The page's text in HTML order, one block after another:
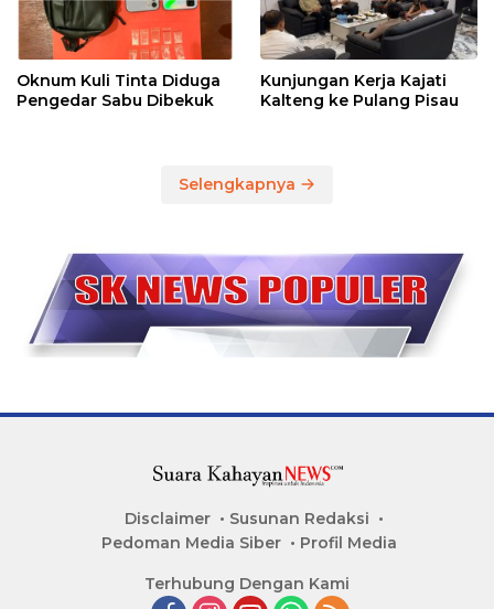
Oknum Kuli Tinta Diduga
Pengedar Sabu Dibekuk
Kunjungan Kerja Kajati
Kalteng ke Pulang Pisau
Selengkapnya
Disclaimer
Susunan Redaksi
Pedoman Media Siber
Profil Media
Terhubung Dengan Kami